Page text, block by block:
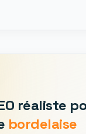
réaliste
bordelaise